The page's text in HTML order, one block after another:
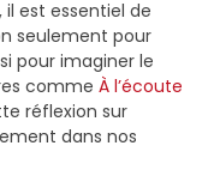
est essentiel de
seulement pour
pour imaginer le
comme À l’écoute
réflexion sur
dans nos